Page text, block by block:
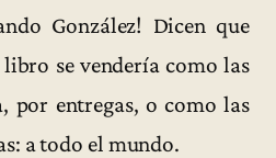
González! Dicen que
libro se vendería como las
por entregas, o como las
a todo el mundo.